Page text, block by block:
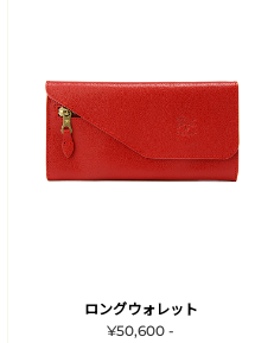
ロングウォレット
¥50,600 -